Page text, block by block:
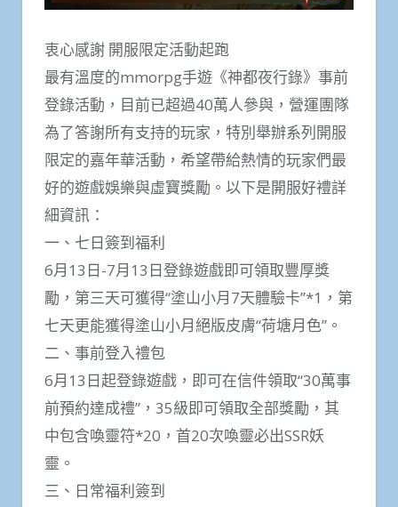
衷心感謝 開服限定活動起跑
最有溫度的mmorpg手遊《神都夜行錄》事前
登錄活動，目前已超過40萬人參與，營運團隊
為了答謝所有支持的玩家，特別舉辦系列開服
限定的嘉年華活動，希望帶給熱情的玩家們最
好的遊戲娛樂與虛寶獎勵。以下是開服好禮詳
細資訊：
一、七日簽到福利
6月13日-7月13日登錄遊戲即可領取豐厚獎
勵，第三天可獲得“塗山小月7天體驗卡”*1，第
七天更能獲得塗山小月絕版皮膚“荷塘月色”。
二、事前登入禮包
6月13日起登錄遊戲，即可在信件領取“30萬事
前預約達成禮”，35級即可領取全部獎勵，其
中包含喚靈符*20，首20次喚靈必出SSR妖
靈。
三、日常福利簽到